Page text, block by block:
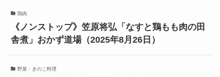
鶏肉
《ノンストップ》笠原将弘「なすと鶏もも肉の田
舎煮」おかず道場（2025年8月26日）
野菜・きのこ料理